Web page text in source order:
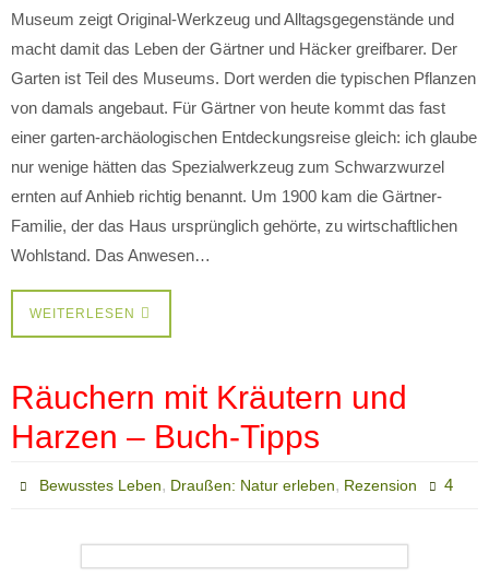
Museum zeigt Original-Werkzeug und Alltagsgegenstände und
macht damit das Leben der Gärtner und Häcker greifbarer. Der
Garten ist Teil des Museums. Dort werden die typischen Pflanzen
von damals angebaut. Für Gärtner von heute kommt das fast
einer garten-archäologischen Entdeckungsreise gleich: ich glaube
nur wenige hätten das Spezialwerkzeug zum Schwarzwurzel
ernten auf Anhieb richtig benannt. Um 1900 kam die Gärtner-
Familie, der das Haus ursprünglich gehörte, zu wirtschaftlichen
Wohlstand. Das Anwesen…
WEITERLESEN
Räuchern mit Kräutern und
Harzen – Buch-Tipps
Bewusstes Leben, Draußen: Natur erleben, Rezension 4